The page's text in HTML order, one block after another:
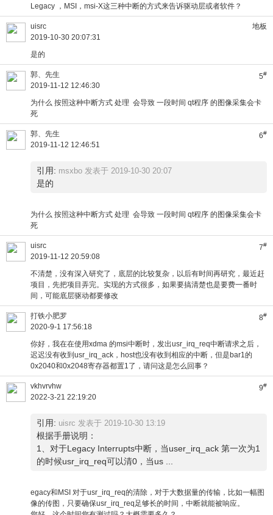
Legacy ，MSI，msi-X这三种中断的方式来告诉驱动层或者软件？
地板
uisrc
2019-10-30 20:07:31
是的
5#
郭、先生
2019-11-12 12:46:30
为什么 按照这种中断方式 处理 会导致 一段时间 qt程序 的图像采集会卡
死
6#
郭、先生
2019-11-12 12:46:51
引用: msxbo 发表于 2019-10-30 20:07
是的
为什么 按照这种中断方式 处理 会导致 一段时间 qt程序 的图像采集会卡
死
7#
uisrc
2019-11-12 20:59:08
不清楚，没有深入研究了，底层的比较复杂，以后有时间再研究，最近赶
项目，先把项目弄完。实现的方式很多，如果要搞清楚也是要费一番时
间，可能底层驱动都要修改
8#
打铁小肥罗
2020-9-1 17:56:18
你好，我在在使用xdma 的msi中断时，发出usr_irq_req中断请求之后，
迟迟没有收到usr_irq_ack，host也没有收到相应的中断，但是bar1的
0x2040和0x2048寄存器都置1了，请问这是怎么回事？
9#
vkhvrvhw
2022-3-21 22:19:20
引用: uisrc 发表于 2019-10-30 13:19
根据手册说明：
1、对于Legacy Interrupts中断，当user_irq_ack 第一次为1
的时候usr_irq_req可以清0，当us ...
egacy和MSI 对于usr_irq_req的清除，对于大数据量的传输，比如一幅图
像的传图，只要确保usr_irq_req足够长的时间，中断就能被响应。